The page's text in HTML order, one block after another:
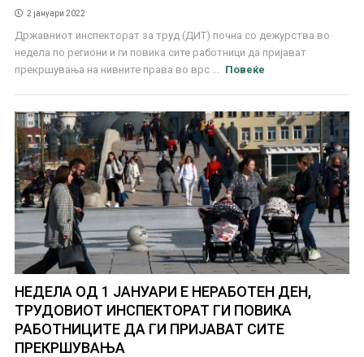
2 јануари 2022
Државниот инспекторат за труд (ДИТ) почна со дежурства во
недела по региони и ги повика сите работници да пријават
прекршувања на нивните права во врс ...
Повеќе
НЕДЕЛА ОД 1 ЈАНУАРИ Е НЕРАБОТЕН ДЕН,
ТРУДОВИОТ ИНСПЕКТОРАТ ГИ ПОВИКА
РАБОТНИЦИТЕ ДА ГИ ПРИЈАВАТ СИТЕ
ПРЕКРШУВАЊА